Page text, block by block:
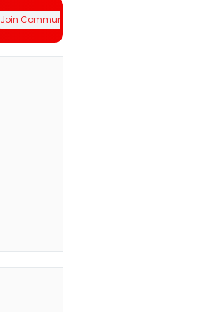
Join Community